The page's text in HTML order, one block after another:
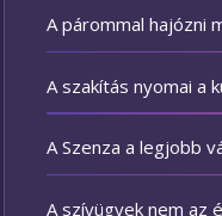
A párommal hajózni
A szakítás nyomai a
A Szenza a legjobb
A szívügyek nem az